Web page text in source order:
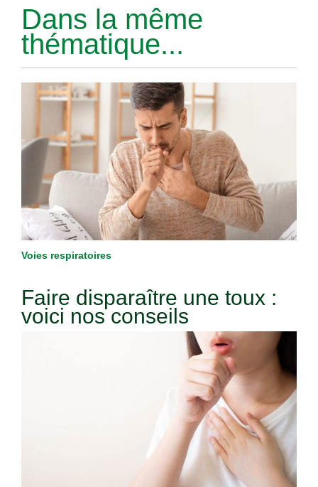
Dans la même
thématique...
Voies respiratoires
Faire disparaître une toux :
voici nos conseils